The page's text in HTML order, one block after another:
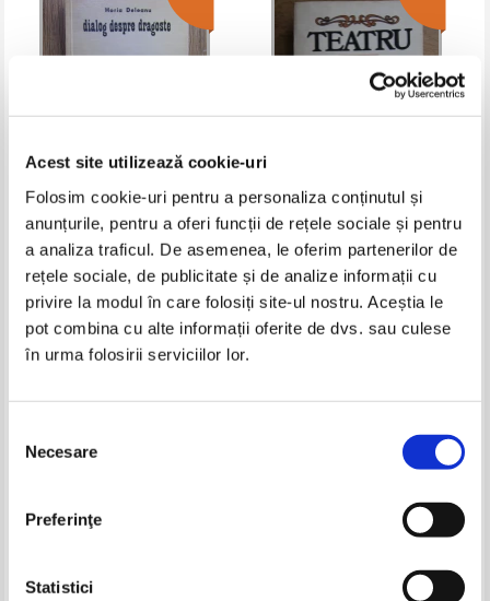
Acest site utilizează cookie-uri
Folosim cookie-uri pentru a personaliza conținutul și
anunțurile, pentru a oferi funcții de rețele sociale și pentru
a analiza traficul. De asemenea, le oferim partenerilor de
rețele sociale, de publicitate și de analize informații cu
privire la modul în care folosiți site-ul nostru. Aceștia le
pot combina cu alte informații oferite de dvs. sau culese
în urma folosirii serviciilor lor.
consimțământului
Necesare
Preferinţe
Statistici
Horia Deleanu - Dialog despre
dragoste
11,00Lei 4,40 Lei
Adaugă în coș
George Mihail Zamfirescu -
Teatru
Pret:
10,00Lei Lei
Adaugă în coș
-60%
Ion Luca Caragiale - Teatru
Virgil Bradateanu - Drama